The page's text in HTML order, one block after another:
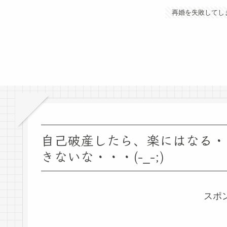
再婚を失敗してし
自己破産したら、楽にはなる
きないな・・・(-_-;)
スポ